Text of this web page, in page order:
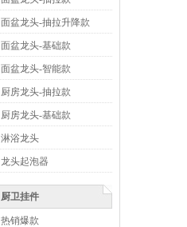
面盆龙头-抽拉升降款
面盆龙头-基础款
面盆龙头-智能款
厨房龙头-抽拉款
厨房龙头-基础款
淋浴龙头
龙头起泡器
厨卫挂件
热销爆款